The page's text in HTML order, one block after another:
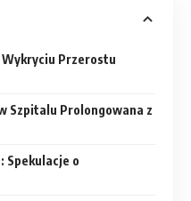
Wykryciu Przerostu
Szpitalu Prolongowana z
Spekulacje o